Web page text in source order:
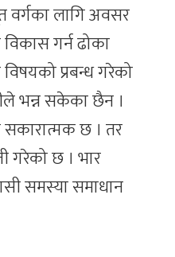
लागि अवसर
विकास गर्न ढोका
प्रबन्ध गरेको
भन्न सकेका छैन ।
सकारात्मक छ । तर
गरेको छ । भार
समस्या समाधान